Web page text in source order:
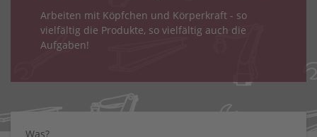
Arbeiten mit Köpfchen und Körperkraft - so
vielfältig die Produkte, so vielfältig auch die
Aufgaben!
Was?